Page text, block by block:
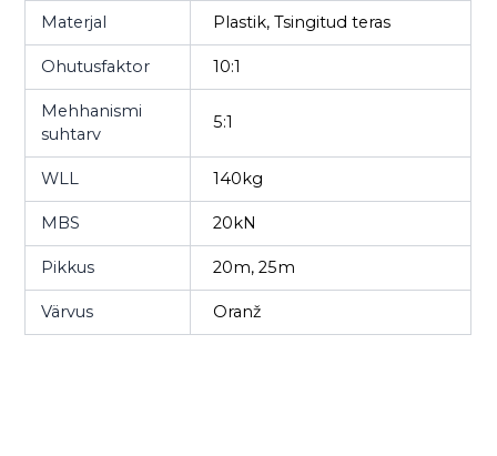
Materjal Plastik, Tsingitud teras
Ohutusfaktor 10:1
Mehhanismi
suhtarv
5:1
WLL 140kg
MBS 20kN
Pikkus 20m, 25m
Värvus Oranž